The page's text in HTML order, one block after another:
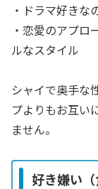
・ドラマ好きな
・恋愛のアプロ
ルなスタイル
シャイで奥手な
プよりもお互い
ません。
好き嫌い（